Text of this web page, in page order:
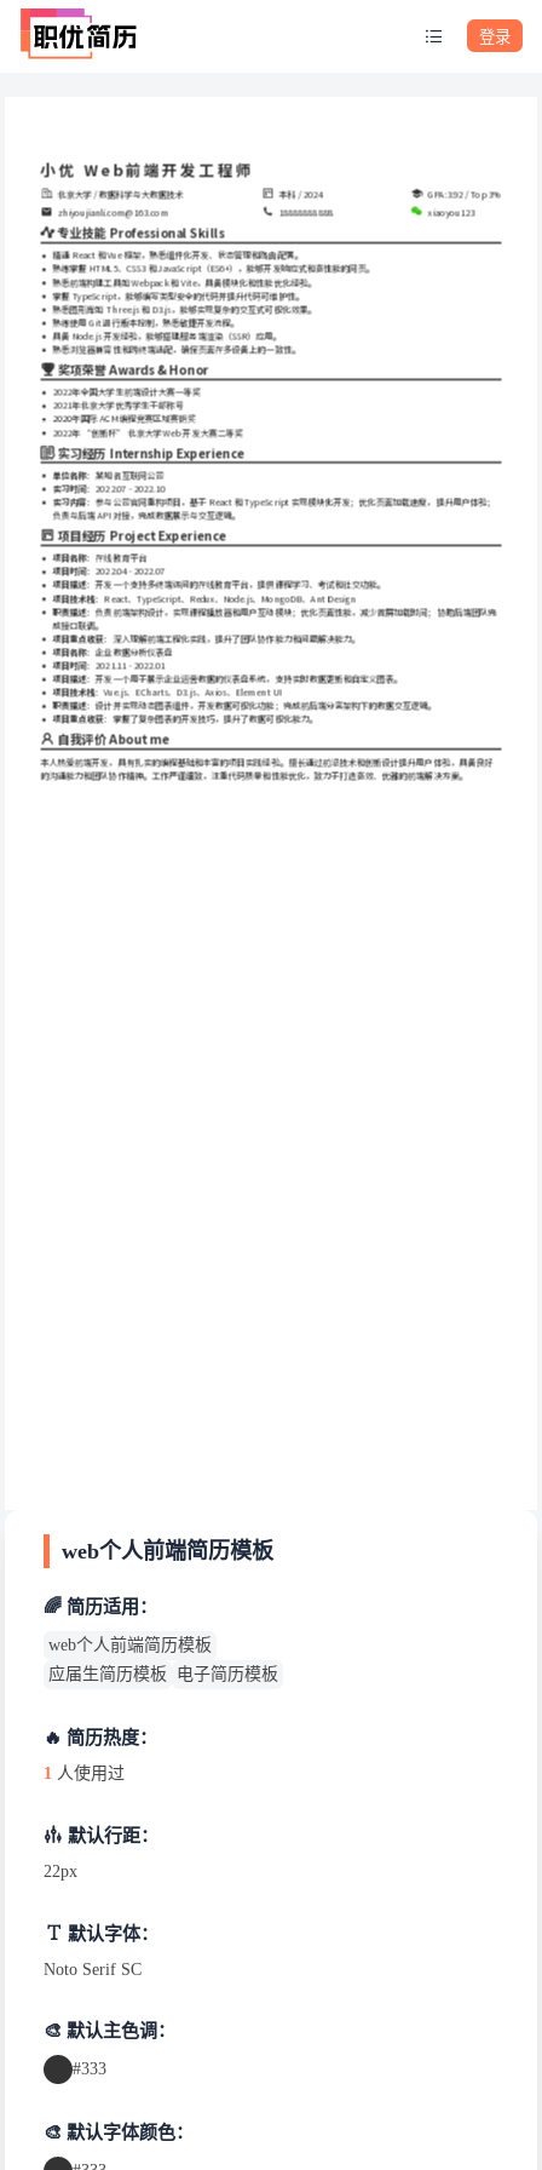
登录
小优 Web前端开发工程师
北京大学 / 数据科学与大数据技术
zhiyoujianli.com@163.com
本科 / 2024
18888888888
GPA:3.92 / Top 3%
xiaoyou123
专业技能 Professional Skills
精通 React 和 Vue 框架，熟悉组件化开发、状态管理和路由配置。
熟练掌握 HTML5、CSS3 和 JavaScript（ES6+），能够开发响应式和高性能的网页。
熟悉前端构建工具如 Webpack 和 Vite，具备模块化和性能优化经验。
掌握 TypeScript，能够编写类型安全的代码并提升代码可维护性。
熟悉图形库如 Three.js 和 D3.js，能够实现复杂的交互式可视化效果。
熟练使用 Git 进行版本控制，熟悉敏捷开发流程。
具备 Node.js 开发经验，能够搭建服务端渲染（SSR）应用。
熟悉浏览器兼容性和跨终端适配，确保页面在多设备上的一致性。
奖项荣誉 Awards & Honor
2022年全国大学生前端设计大赛一等奖
2021年北京大学优秀学生干部称号
2020年国际 ACM 编程竞赛区域赛铜奖
2022年 “创新杯” 北京大学 Web 开发大赛二等奖
实习经历 Internship Experience
单位名称：某知名互联网公司
实习时间：2022.07 - 2022.10
实习内容：参与公司官网重构项目，基于 React 和 TypeScript 实现模块化开发；优化页面加载速度，提升用户体验；
负责与后端 API 对接，完成数据展示与交互逻辑。
项目经历 Project Experience
项目名称：在线教育平台
项目时间：2022.04 - 2022.07
项目描述：开发一个支持多终端访问的在线教育平台，提供课程学习、考试和社交功能。
项目技术栈：React、TypeScript、Redux、Node.js、MongoDB、Ant Design
职责描述：负责前端架构设计，实现课程播放器和用户互动模块；优化页面性能，减少首屏加载时间；协助后端团队完
成接口联调。
项目重点收获：深入理解前端工程化实践，提升了团队协作能力和问题解决能力。
项目名称：企业数据分析仪表盘
项目时间：2021.11 - 2022.01
项目描述：开发一个用于展示企业运营数据的仪表盘系统，支持实时数据更新和自定义图表。
项目技术栈：Vue.js、ECharts、D3.js、Axios、Element UI
职责描述：设计并实现动态图表组件，开发数据可视化功能；完成前后端分离架构下的数据交互逻辑。
项目重点收获：掌握了复杂图表的开发技巧，提升了数据可视化能力。
自我评价 About me
本人热爱前端开发，具有扎实的编程基础和丰富的项目实践经验。擅长通过前沿技术和创新设计提升用户体验，具备良好
的沟通能力和团队协作精神。工作严谨细致，注重代码质量和性能优化，致力于打造高效、优雅的前端解决方案。
web个人前端简历模板
🌈 简历适用：
web个人前端简历模板
应届生简历模板
电子简历模板
🔥 简历热度：
1 人使用过
默认行距：
22px
默认字体：
Noto Serif SC
🎨 默认主色调：
#333
🎨 默认字体颜色：